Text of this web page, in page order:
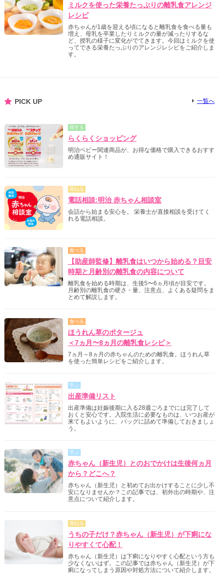
ミルクを使った栄養たっぷりの離乳食アレンジ
レシピ
赤ちゃんが1歳を迎える頃になると離乳食を食べる量も
増え、母乳を卒業したりミルクの量が減ったりするな
ど、授乳の様子に変化がでてきます。今回はミルクを使
ってできる栄養たっぷりのアレンジレシピをご紹介しま
す。
PICK UP 一覧へ
得する
らくらくショッピング
明治ベビー関連商品が、お得な価格で購入できるおすす
め通販サイト！
尋ねる
電話相談:明治 赤ちゃん相談室
会話から始まる安心を。 栄養士が直接相談を受けてく
れる電話相談。
食べる
【助産師監修】離乳食はいつから始める？目安
時期と月齢別の離乳食の内容について
離乳食を始める時期は、生後5〜6ヵ月頃が目安です。
月齢別の離乳食の硬さ・量、注意点、よくある疑問をま
とめて解説します。
食べる
ほうれん草のポタージュ
＜7ヵ月〜8ヵ月の離乳食レシピ＞
7ヵ月～8ヵ月の赤ちゃんのための離乳食。ほうれん草
を使った簡単レシピをご紹介します。
学ぶ
出産準備リスト
出産準備は妊娠後期に入る28週ごろまでには完了して
おくと安心です。入院生活に必要なものは、いつお産が
来てもよいように、バッグに詰めて準備しておきましょ
う。
学ぶ
赤ちゃん（新生児）とのおでかけは生後何ヵ月
から？どこへ？
赤ちゃん（新生児）と初めてお出かけすることに少し不
安になりませんか？この記事では、初外出の時期や、注
意点について紹介します。
尋ねる
うちの子だけ？赤ちゃん（新生児）が下痢にな
りやすくて心配！
赤ちゃん（新生児）は下痢になりやすく心配という方も
少なくないはず。この記事では赤ちゃん（新生児）が下
痢になってしまう原因や対処方法について紹介します。